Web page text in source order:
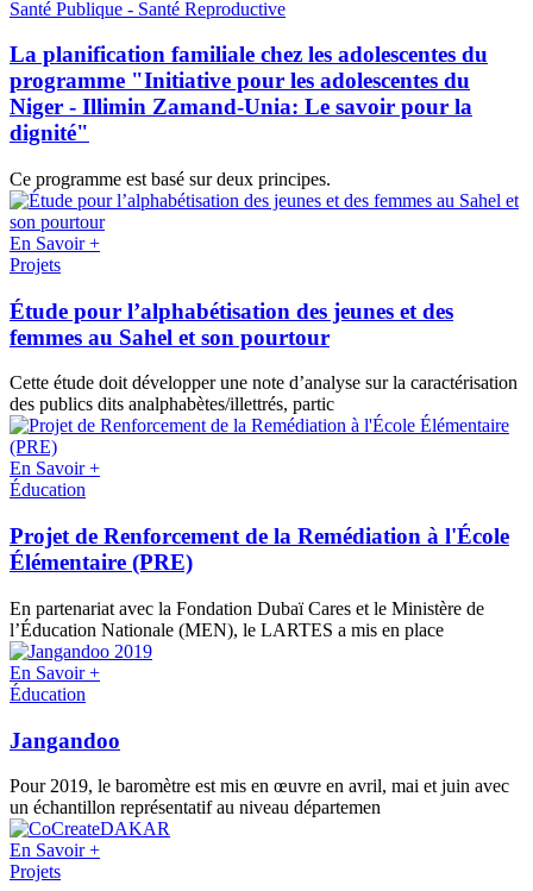
Santé Publique - Santé Reproductive
La planification familiale chez les adolescentes du
programme "Initiative pour les adolescentes du
Niger - Illimin Zamand-Unia: Le savoir pour la
dignité"
Ce programme est basé sur deux principes.
En Savoir +
Projets
Étude pour l’alphabétisation des jeunes et des
femmes au Sahel et son pourtour
Cette étude doit développer une note d’analyse sur la caractérisation
des publics dits analphabètes/illettrés, partic
En Savoir +
Éducation
Projet de Renforcement de la Remédiation à l'École
Élémentaire (PRE)
En partenariat avec la Fondation Dubaï Cares et le Ministère de
l’Éducation Nationale (MEN), le LARTES a mis en place
En Savoir +
Éducation
Jangandoo
Pour 2019, le baromètre est mis en œuvre en avril, mai et juin avec
un échantillon représentatif au niveau départemen
En Savoir +
Projets